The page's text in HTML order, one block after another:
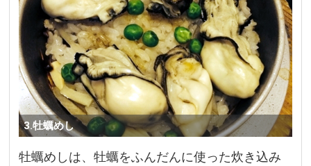
3.牡蠣めし
牡蠣めしは、牡蠣をふんだんに使った炊き込み